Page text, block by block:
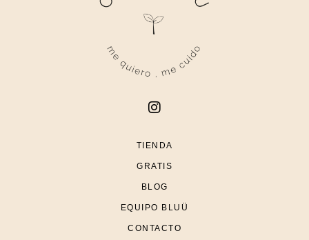
TIENDA
GRATIS
BLOG
EQUIPO BLUÜ
CONTACTO